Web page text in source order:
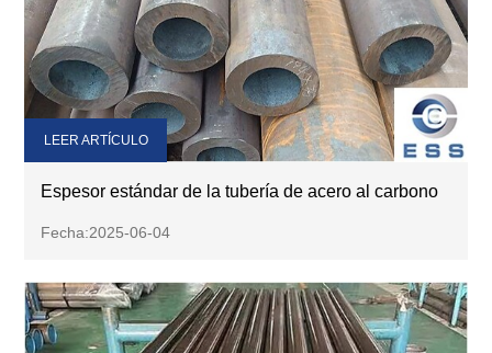
Espesor estándar de la tubería de acero al carbono
Fecha:2025-06-04
LEER ARTÍCULO